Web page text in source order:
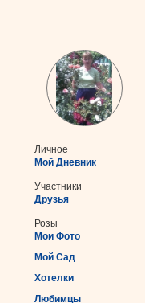
Личное
Мой Дневник
Участники
Друзья
Розы
Мои Фото
Мой Сад
Хотелки
Любимцы